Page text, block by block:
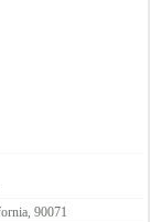
り！
90071